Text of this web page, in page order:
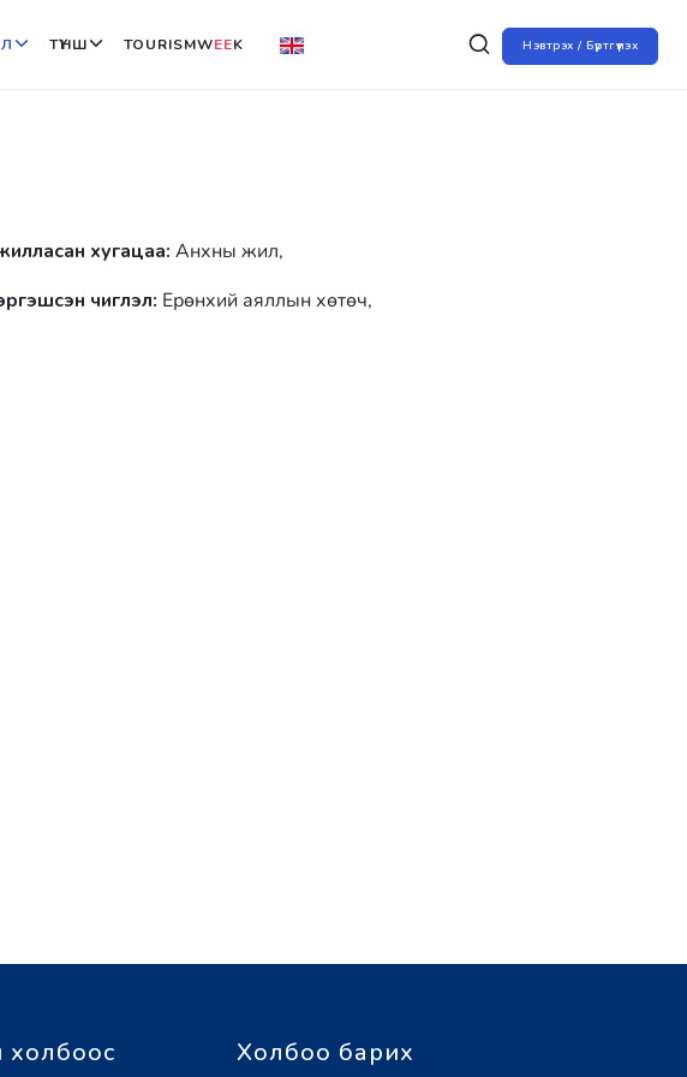
Нэвтрэх / Бүртгүүлэх
ТҮНШ TOURISMWEEK
хугацаа: Анхны жил,
чиглэл: Ерөнхий аяллын хөтөч,
холбоос Холбоо барих